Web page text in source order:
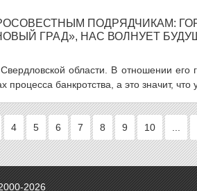
ПОДРЯДЧИКАМ:
ГРАД», НАС ВОЛНУЕТ
области. В отношении его
банкротства, а это значит, что
4 5 6 7 8 9 10
2026